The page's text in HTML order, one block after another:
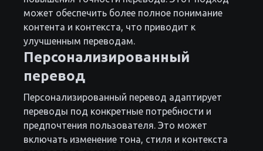
может обеспечить более полное понимание
контента и контекста, что приводит к
улучшенным переводам.
Персонализированный
перевод
Персонализированный перевод адаптирует
переводы под конкретные потребности и
предпочтения пользователя. Это может
включать изменение тона, стиля и контекста